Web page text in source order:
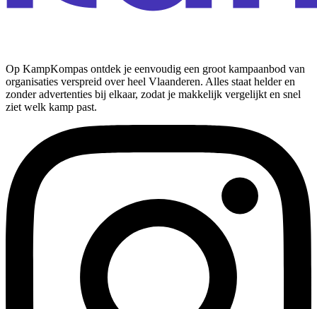
Op KampKompas ontdek je eenvoudig een groot kampaanbod van
organisaties verspreid over heel Vlaanderen. Alles staat helder en
zonder advertenties bij elkaar, zodat je makkelijk vergelijkt en snel
ziet welk kamp past.